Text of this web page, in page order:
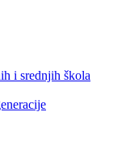
i srednjih škola